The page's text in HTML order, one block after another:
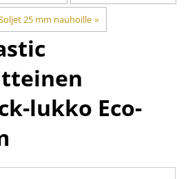
25 mm nauhoille ‪»
lukko Eco-